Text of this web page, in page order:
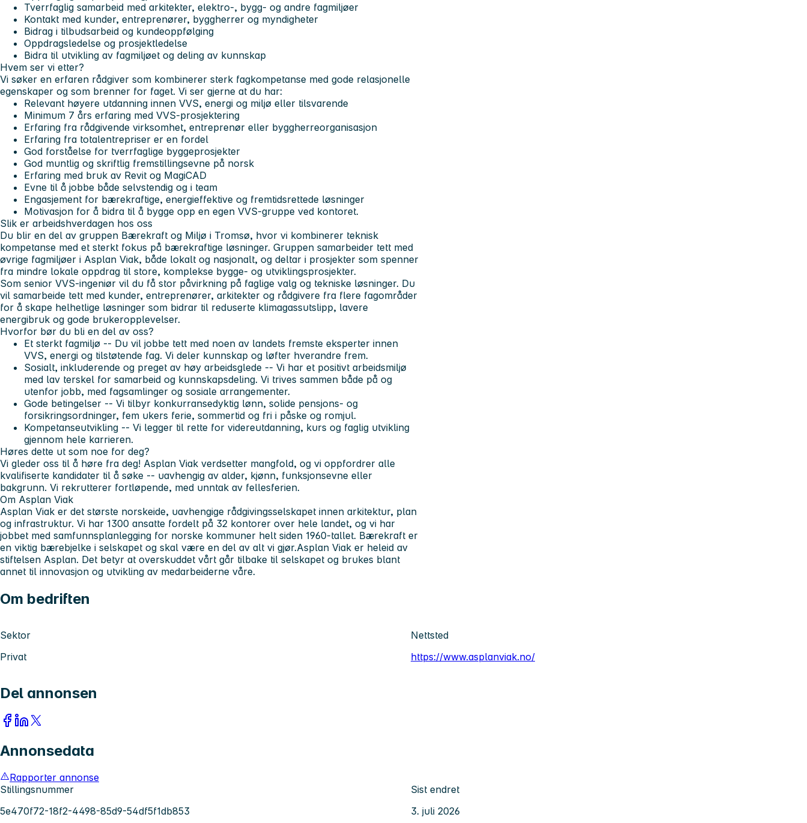
Tverrfaglig samarbeid med arkitekter, elektro-, bygg- og andre fagmiljøer
Kontakt med kunder, entreprenører, byggherrer og myndigheter
Bidrag i tilbudsarbeid og kundeoppfølging
Oppdragsledelse og prosjektledelse
Bidra til utvikling av fagmiljøet og deling av kunnskap
Hvem ser vi etter?
Vi søker en erfaren rådgiver som kombinerer sterk fagkompetanse med gode relasjonelle
egenskaper og som brenner for faget. Vi ser gjerne at du har:
Relevant høyere utdanning innen VVS, energi og miljø eller tilsvarende
Minimum 7 års erfaring med VVS-prosjektering
Erfaring fra rådgivende virksomhet, entreprenør eller byggherreorganisasjon
Erfaring fra totalentrepriser er en fordel
God forståelse for tverrfaglige byggeprosjekter
God muntlig og skriftlig fremstillingsevne på norsk
Erfaring med bruk av Revit og MagiCAD
Evne til å jobbe både selvstendig og i team
Engasjement for bærekraftige, energieffektive og fremtidsrettede løsninger
Motivasjon for å bidra til å bygge opp en egen VVS-gruppe ved kontoret.
Slik er arbeidshverdagen hos oss
Du blir en del av gruppen Bærekraft og Miljø i Tromsø, hvor vi kombinerer teknisk
kompetanse med et sterkt fokus på bærekraftige løsninger. Gruppen samarbeider tett med
øvrige fagmiljøer i Asplan Viak, både lokalt og nasjonalt, og deltar i prosjekter som spenner
fra mindre lokale oppdrag til store, komplekse bygge- og utviklingsprosjekter.
Som senior VVS-ingeniør vil du få stor påvirkning på faglige valg og tekniske løsninger. Du
vil samarbeide tett med kunder, entreprenører, arkitekter og rådgivere fra flere fagområder
for å skape helhetlige løsninger som bidrar til reduserte klimagassutslipp, lavere
energibruk og gode brukeropplevelser.
Hvorfor bør du bli en del av oss?
Et sterkt fagmiljø -- Du vil jobbe tett med noen av landets fremste eksperter innen
VVS, energi og tilstøtende fag. Vi deler kunnskap og løfter hverandre frem.
Sosialt, inkluderende og preget av høy arbeidsglede -- Vi har et positivt arbeidsmiljø
med lav terskel for samarbeid og kunnskapsdeling. Vi trives sammen både på og
utenfor jobb, med fagsamlinger og sosiale arrangementer.
Gode betingelser -- Vi tilbyr konkurransedyktig lønn, solide pensjons- og
forsikringsordninger, fem ukers ferie, sommertid og fri i påske og romjul.
Kompetanseutvikling -- Vi legger til rette for videreutdanning, kurs og faglig utvikling
gjennom hele karrieren.
Høres dette ut som noe for deg?
Vi gleder oss til å høre fra deg! Asplan Viak verdsetter mangfold, og vi oppfordrer alle
kvalifiserte kandidater til å søke -- uavhengig av alder, kjønn, funksjonsevne eller
bakgrunn. Vi rekrutterer fortløpende, med unntak av fellesferien.
Om Asplan Viak
Asplan Viak er det største norskeide, uavhengige rådgivingsselskapet innen arkitektur, plan
og infrastruktur. Vi har 1300 ansatte fordelt på 32 kontorer over hele landet, og vi har
jobbet med samfunnsplanlegging for norske kommuner helt siden 1960-tallet. Bærekraft er
en viktig bærebjelke i selskapet og skal være en del av alt vi gjør.Asplan Viak er heleid av
stiftelsen Asplan. Det betyr at overskuddet vårt går tilbake til selskapet og brukes blant
annet til innovasjon og utvikling av medarbeiderne våre.
Om bedriften
Sektor
Privat
Nettsted
https://www.asplanviak.no/
Del annonsen
Annonsedata
Rapporter annonse
Stillingsnummer
5e470f72-18f2-4498-85d9-54df5f1db853
Sist endret
3. juli 2026